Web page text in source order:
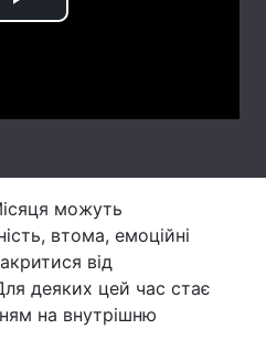
Play
можуть
втома, емоційні
від
деяких цей час стає
на внутрішню